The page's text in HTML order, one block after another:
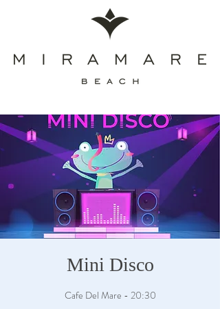
Mini Disco
Cafe Del Mare - 20:30